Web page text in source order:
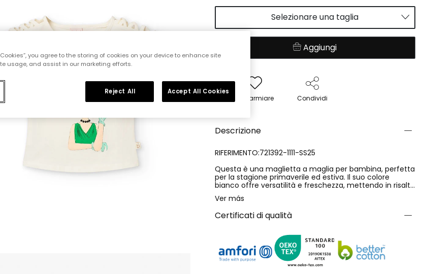
Selezionare una taglia
Aggiungi
Risparmiare Condividi
Descrizione
RIFERIMENTO:721392-1111-SS25
Questa è una maglietta a maglia per bambina, perfetta
per la stagione primaverile ed estiva. Il suo colore
bianco offre versatilità e freschezza, mettendo in risalto
un attraente design frontale di una bambina in diversi
colori. È realizzata in un materiale morbido e
confortevole, ideale per l'uso quotidiano. La maglietta
ha maniche corte e dettagli decorativi sulle spalle che
bambine di età compresa tra 4 e 16 anni. Abbinala a
jeans o gonne per un look incantevole e divertente.
Ver más
Certificati di qualità
you agree to the storing of cookies on your device to enhance site
usage, and assist in our marketing efforts.
Reject All Accept All Cookies